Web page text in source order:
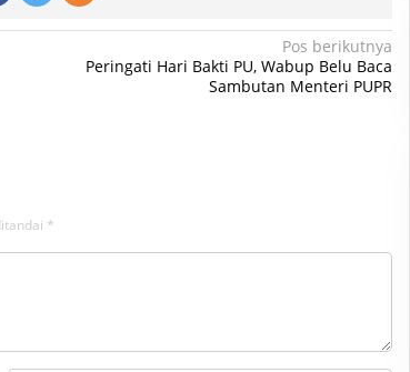
Pos berikutnya
Peringati Hari Bakti PU, Wabup Belu Baca
Sambutan Menteri PUPR
*